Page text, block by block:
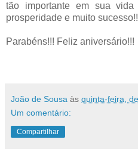
tão importante em sua vida
prosperidade e muito
Parabéns!!! Feliz aniversário!!!
João de Sousa às quinta-feira,
Um comentário:
Compartilhar